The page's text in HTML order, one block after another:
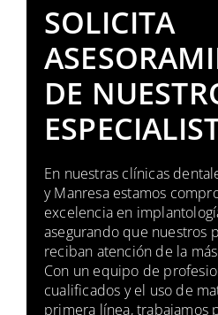
SOLICITA
DE
En nuestras clínicas
y Manresa estamos
excelencia en
asegurando que nuestros
reciban atención de la
Con un equipo de
cualificados y el uso de
primera línea, trabajamos